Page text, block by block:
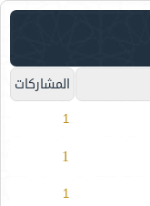
المشاركات
1
1
1